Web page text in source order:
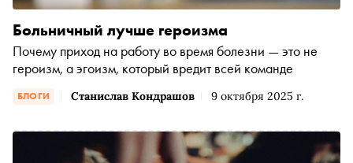
БЛОГИ Станислав Кондрашов 9 октября 2025 г.
Больничный лучше героизма
Почему приход на работу во время болезни — это не
героизм, а эгоизм, который вредит всей команде